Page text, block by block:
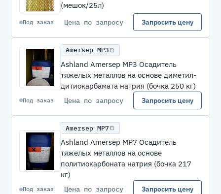
(мешок/25л)
Под заказ Цена по запросу Запросить цену
Amersep MP3
Ashland Amersep MP3 Осадитель
тяжелых металлов на основе диметил-
дитиокарбамата натрия (бочка 250 кг)
Под заказ Цена по запросу Запросить цену
Amersep MP7
Ashland Amersep MP7 Осадитель
тяжелых металлов на основе
политиокарбоната натрия (бочка 217
кг)
Под заказ Цена по запросу Запросить цену